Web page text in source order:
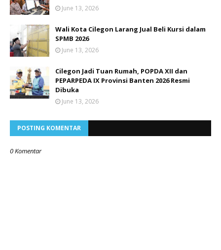
June 13, 2026
Wali Kota Cilegon Larang Jual Beli Kursi dalam
SPMB 2026
June 13, 2026
Cilegon Jadi Tuan Rumah, POPDA XII dan
PEPARPEDA IX Provinsi Banten 2026 Resmi
Dibuka
June 13, 2026
POSTING KOMENTAR
0 Komentar